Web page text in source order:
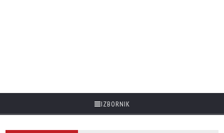
IZBORNIK